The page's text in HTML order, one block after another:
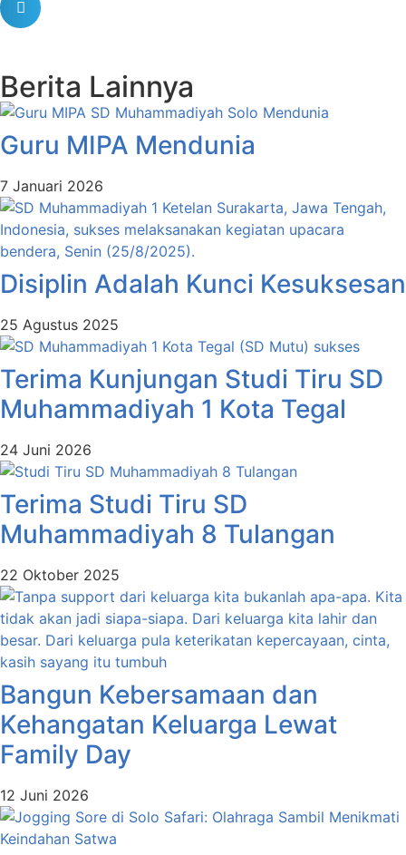
Berita Lainnya
Guru MIPA Mendunia
7 Januari 2026
Disiplin Adalah Kunci Kesuksesan
25 Agustus 2025
Terima Kunjungan Studi Tiru SD
Muhammadiyah 1 Kota Tegal
24 Juni 2026
Terima Studi Tiru SD
Muhammadiyah 8 Tulangan
22 Oktober 2025
Bangun Kebersamaan dan
Kehangatan Keluarga Lewat
Family Day
12 Juni 2026